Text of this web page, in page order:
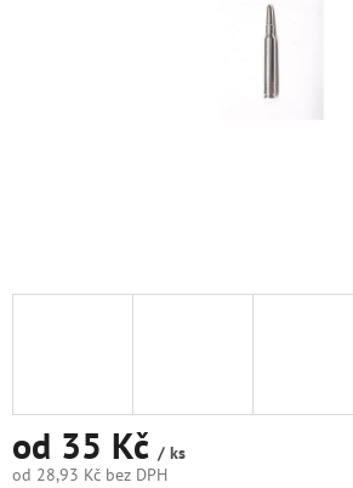
od 35 Kč / ks
od 28,93 Kč bez DPH